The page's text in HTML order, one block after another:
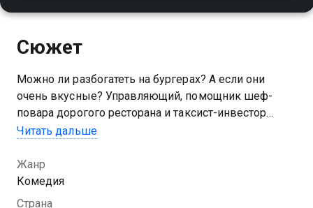
Сюжет
Можно ли разбогатеть на бургерах? А если они
очень вкусные? Управляющий, помощник шеф-
повара дорогого ресторана и таксист-инвестор
объединяются, чтобы открыть лучшую бургерную в
прибыли готовы на любые интриги и подлости.
Автор идеи Арыстан Каунев Авторы сценария:
Ануар Туржигитов, Алишер Назаров, Данияр
Читать дальше
Жанр
Комедия
Страна